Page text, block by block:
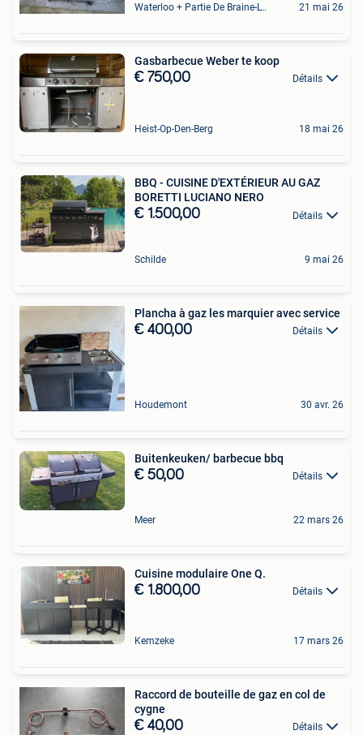
Waterloo + Partie De Braine-L'Alleud, De Ohain 21 mai 26
Gasbarbecue Weber te koop
€ 750,00 Détails
Heist-Op-Den-Berg 18 mai 26
BBQ - CUISINE D'EXTÉRIEUR AU GAZ
BORETTI LUCIANO NERO
€ 1.500,00 Détails
Schilde 9 mai 26
Plancha à gaz les marquier avec service
€ 400,00 Détails
Houdemont 30 avr. 26
Buitenkeuken/ barbecue bbq
€ 50,00 Détails
Meer 22 mars 26
Cuisine modulaire One Q.
€ 1.800,00 Détails
Kemzeke 17 mars 26
Raccord de bouteille de gaz en col de
cygne
€ 40,00 Détails